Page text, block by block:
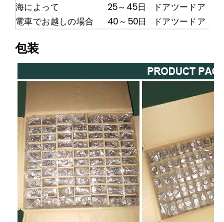
海によって
25～45日
ドアツードア
電車でお越しの場合
40～50日 ドアツードア
包装